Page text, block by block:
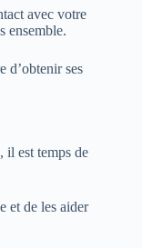
avec votre
ensemble.
d’obtenir ses
il est temps de
et de les aider